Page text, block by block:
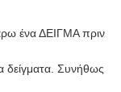
ένα ΔΕΙΓΜΑ πριν
δείγματα. Συνήθως